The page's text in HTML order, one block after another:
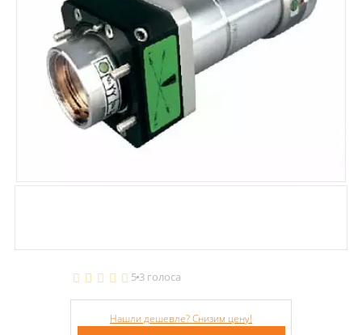
5 3 голоса
Нашли дешевле? Снизим цену!